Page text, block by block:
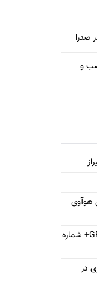
صدرا
و
هوآوی
لیست نمایندگی گری در شیراز GREE+ شماره
در